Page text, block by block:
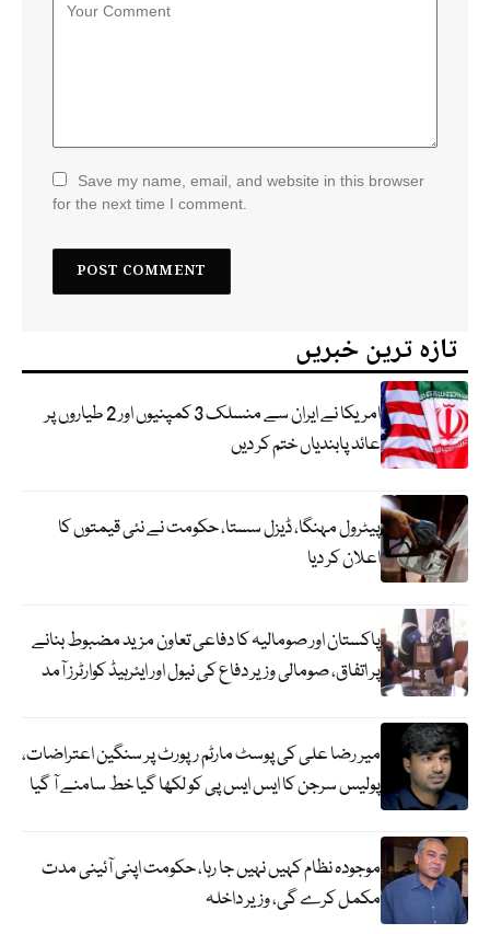
Save my name, email, and website in this browser
for the next time I comment.
تازہ ترین خبریں
امریکا نے ایران سے منسلک 3 کمپنیوں اور 2 طیاروں پر
عائد پابندیاں ختم کر دیں
پیٹرول مہنگا، ڈیزل سستا، حکومت نے نئی قیمتوں کا
اعلان کر دیا
پاکستان اور صومالیہ کا دفاعی تعاون مزید مضبوط بنانے
پر اتفاق، صومالی وزیر دفاع کی نیول اور ایئرہیڈ کوارٹرز آمد
میر رضا علی کی پوسٹ مارٹم رپورٹ پر سنگین اعتراضات،
پولیس سرجن کا ایس ایس پی کو لکھا گیا خط سامنے آ گیا
موجودہ نظام کہیں نہیں جا رہا، حکومت اپنی آئینی مدت
مکمل کرے گی، وزیر داخلہ